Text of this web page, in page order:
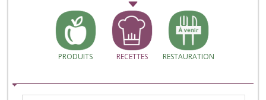
PRODUITS RECETTES RESTAURATION